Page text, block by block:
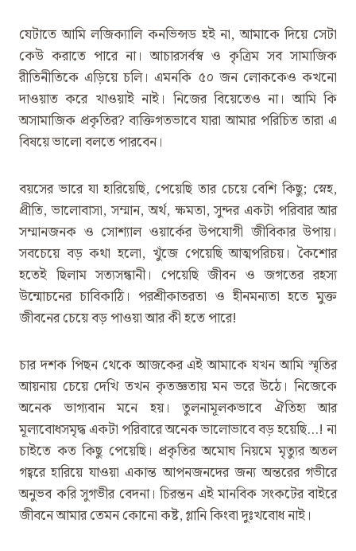
যেটাতে আমি লজিক্যালি কনভিন্সড হই না, আমাকে দিয়ে সেটা
কেউ করাতে পারে না। আচারসর্বস্ব ও কৃত্রিম সব সামাজিক
রীতিনীতিকে এড়িয়ে চলি। এমনকি ৫০ জন লোককেও কখনো
দাওয়াত করে খাওয়াই নাই। নিজের বিয়েতেও না। আমি কি
অসামাজিক প্রকৃতির? ব্যক্তিগতভাবে যারা আমার পরিচিত তারা এ
বিষয়ে ভালো বলতে পারবেন।
বয়সের ভারে যা হারিয়েছি, পেয়েছি তার চেয়ে বেশি কিছু; স্নেহ,
প্রীতি, ভালোবাসা, সম্মান, অর্থ, ক্ষমতা, সুন্দর একটা পরিবার আর
সম্মানজনক ও সোশ্যাল ওয়ার্কের উপযোগী জীবিকার উপায়।
সবচেয়ে বড় কথা হলো, খুঁজে পেয়েছি আত্মপরিচয়। কৈশোর
হতেই ছিলাম সত্যসন্ধানী। পেয়েছি জীবন ও জগতের রহস্য
উন্মোচনের চাবিকাঠি। পরশ্রীকাতরতা ও হীনমন্যতা হতে মুক্ত
জীবনের চেয়ে বড় পাওয়া আর কী হতে পারে!
চার দশক পিছন থেকে আজকের এই আমাকে যখন আমি স্মৃতির
আয়নায় চেয়ে দেখি তখন কৃতজ্ঞতায় মন ভরে উঠে। নিজেকে
অনেক ভাগ্যবান মনে হয়। তুলনামূলকভাবে ঐতিহ্য আর
মূল্যবোধসমৃদ্ধ একটা পরিবারে অনেক ভালোভাবে বড় হয়েছি…! না
চাইতে কত কিছু পেয়েছি। প্রকৃতির অমোঘ নিয়মে মৃত্যুর অতল
গহ্বরে হারিয়ে যাওয়া একান্ত আপনজনদের জন্য অন্তরের গভীরে
অনুভব করি সুগভীর বেদনা। চিরন্তন এই মানবিক সংকটের বাইরে
জীবনে আমার তেমন কোনো কষ্ট, গ্লানি কিংবা দুঃখবোধ নাই।